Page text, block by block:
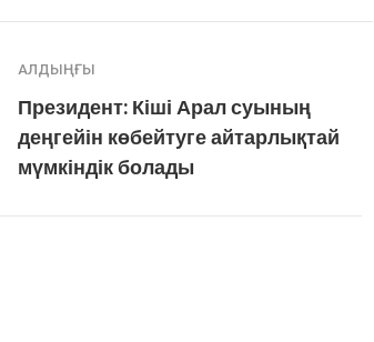
АЛДЫҢҒЫ
Президент: Кіші Арал суының
деңгейін көбейтуге айтарлықтай
мүмкіндік болады